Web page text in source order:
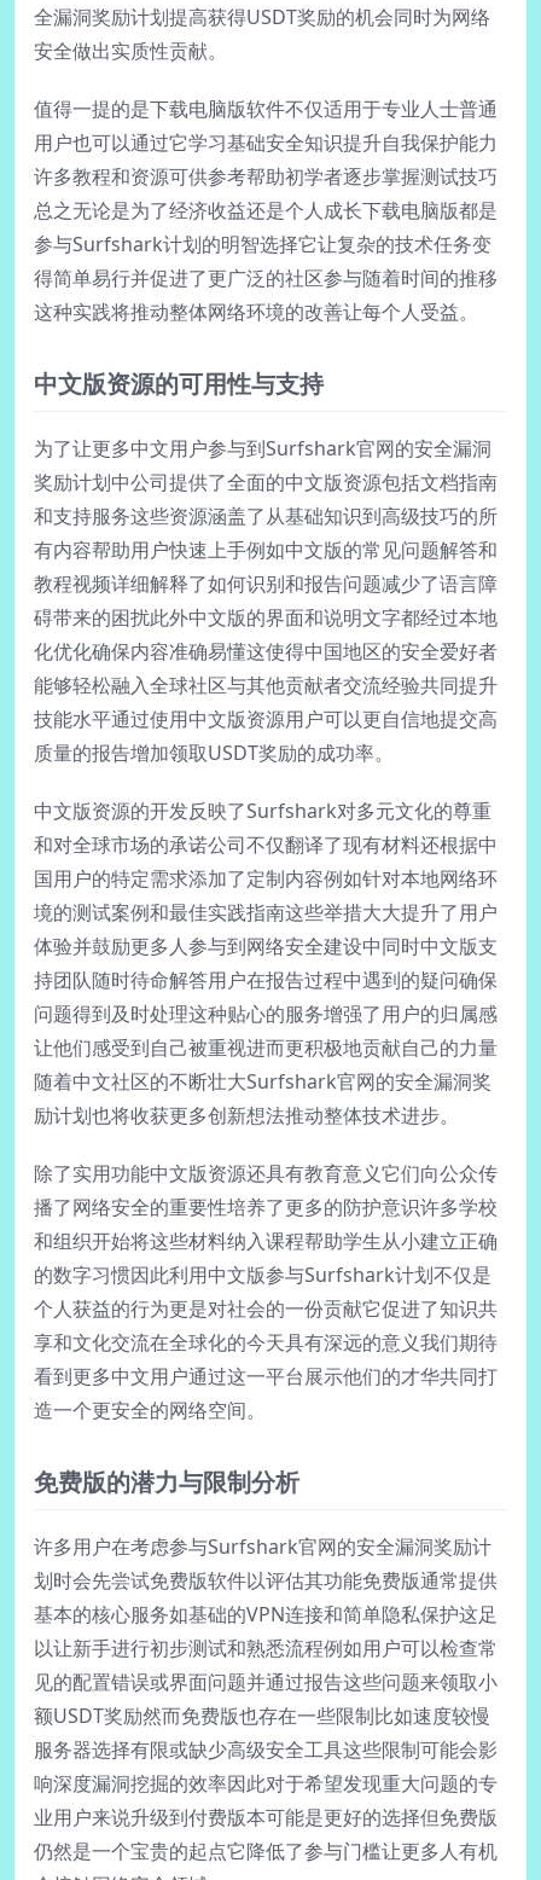
全漏洞奖励计划提高获得USDT奖励的机会同时为网络
安全做出实质性贡献。
值得一提的是下载电脑版软件不仅适用于专业人士普通
用户也可以通过它学习基础安全知识提升自我保护能力
许多教程和资源可供参考帮助初学者逐步掌握测试技巧
总之无论是为了经济收益还是个人成长下载电脑版都是
参与Surfshark计划的明智选择它让复杂的技术任务变
得简单易行并促进了更广泛的社区参与随着时间的推移
这种实践将推动整体网络环境的改善让每个人受益。
中文版资源的可用性与支持
为了让更多中文用户参与到Surfshark官网的安全漏洞
奖励计划中公司提供了全面的中文版资源包括文档指南
和支持服务这些资源涵盖了从基础知识到高级技巧的所
有内容帮助用户快速上手例如中文版的常见问题解答和
教程视频详细解释了如何识别和报告问题减少了语言障
碍带来的困扰此外中文版的界面和说明文字都经过本地
化优化确保内容准确易懂这使得中国地区的安全爱好者
能够轻松融入全球社区与其他贡献者交流经验共同提升
技能水平通过使用中文版资源用户可以更自信地提交高
质量的报告增加领取USDT奖励的成功率。
中文版资源的开发反映了Surfshark对多元文化的尊重
和对全球市场的承诺公司不仅翻译了现有材料还根据中
国用户的特定需求添加了定制内容例如针对本地网络环
境的测试案例和最佳实践指南这些举措大大提升了用户
体验并鼓励更多人参与到网络安全建设中同时中文版支
持团队随时待命解答用户在报告过程中遇到的疑问确保
问题得到及时处理这种贴心的服务增强了用户的归属感
让他们感受到自己被重视进而更积极地贡献自己的力量
随着中文社区的不断壮大Surfshark官网的安全漏洞奖
励计划也将收获更多创新想法推动整体技术进步。
除了实用功能中文版资源还具有教育意义它们向公众传
播了网络安全的重要性培养了更多的防护意识许多学校
和组织开始将这些材料纳入课程帮助学生从小建立正确
的数字习惯因此利用中文版参与Surfshark计划不仅是
个人获益的行为更是对社会的一份贡献它促进了知识共
享和文化交流在全球化的今天具有深远的意义我们期待
看到更多中文用户通过这一平台展示他们的才华共同打
造一个更安全的网络空间。
免费版的潜力与限制分析
许多用户在考虑参与Surfshark官网的安全漏洞奖励计
划时会先尝试免费版软件以评估其功能免费版通常提供
基本的核心服务如基础的VPN连接和简单隐私保护这足
以让新手进行初步测试和熟悉流程例如用户可以检查常
见的配置错误或界面问题并通过报告这些问题来领取小
额USDT奖励然而免费版也存在一些限制比如速度较慢
服务器选择有限或缺少高级安全工具这些限制可能会影
响深度漏洞挖掘的效率因此对于希望发现重大问题的专
业用户来说升级到付费版本可能是更好的选择但免费版
仍然是一个宝贵的起点它降低了参与门槛让更多人有机